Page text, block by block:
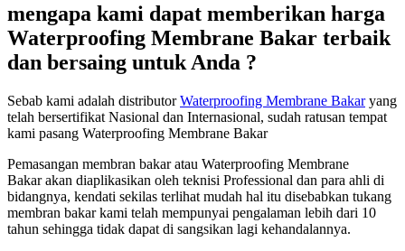
mengapa kami dapat memberikan harga
Waterproofing Membrane Bakar terbaik
dan bersaing untuk Anda ?
Sebab kami adalah distributorWaterproofing Membrane Bakaryang
telah bersertifikat Nasional dan Internasional, sudah ratusan tempat
kami pasang Waterproofing Membrane Bakar
Pemasangan membran bakar atau Waterproofing Membrane
Bakar akan diaplikasikan oleh teknisi Professional dan para ahli di
bidangnya, kendati sekilas terlihat mudah hal itu disebabkan tukang
membran bakar kami telah mempunyai pengalaman lebih dari 10
tahun sehingga tidak dapat di sangsikan lagi kehandalannya.